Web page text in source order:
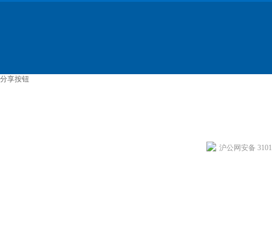
分享按钮
沪公网安备